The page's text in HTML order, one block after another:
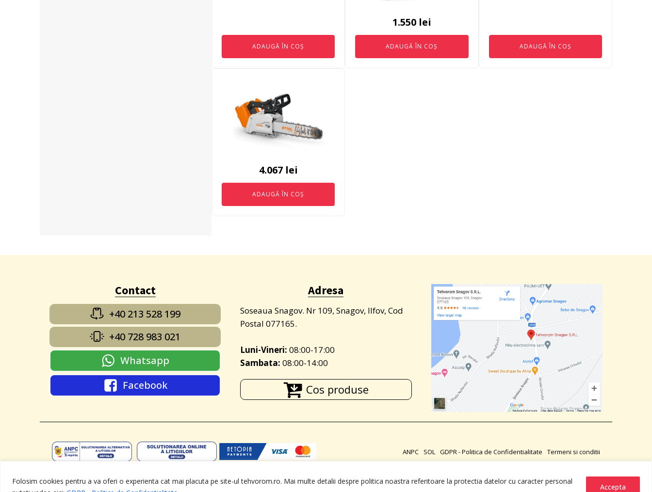
Folosim cookies pentru a va oferi o experienta cat mai placuta pe site-ul tehvorom.ro. Mai multe detalii despre politica noastra referitoare la protectia datelor cu caracter personal
Accepta
ADAUGĂ ÎN COȘ
1.550 lei
ADAUGĂ ÎN COȘ ADAUGĂ ÎN COȘ
4.067 lei
ADAUGĂ ÎN COȘ
Contact
+40 213 528 199
+40 728 983 021
Whatsapp
Facebook
Adresa
Soseaua Snagov. Nr 109, Snagov, Ilfov, Cod
Postal 077165.
Luni-Vineri:08:00-17:00
Sambata:08:00-14:00
Cos produse
ANPC SOL GDPR - Politica de Confidentialitate Termeni si conditii
Toate drepturile rezervate - TEHVOROM SNAGOV SRL , RO15062753, J23/2587/2002 web design byDOW MEDIA